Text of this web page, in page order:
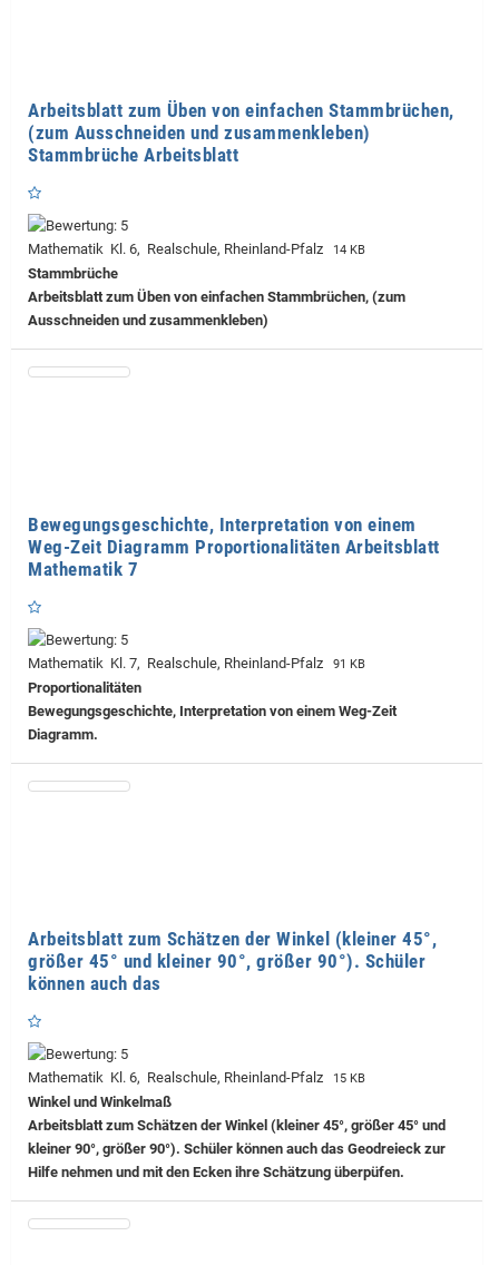
Arbeitsblatt zum Üben von einfachen Stammbrüchen,
(zum Ausschneiden und zusammenkleben)
Stammbrüche Arbeitsblatt
Mathematik Kl. 6, Realschule, Rheinland-Pfalz 14 KB
Stammbrüche
Arbeitsblatt zum Üben von einfachen Stammbrüchen, (zum
Ausschneiden und zusammenkleben)
Bewegungsgeschichte, Interpretation von einem
Weg-Zeit Diagramm Proportionalitäten Arbeitsblatt
Mathematik 7
Mathematik Kl. 7, Realschule, Rheinland-Pfalz 91 KB
Proportionalitäten
Bewegungsgeschichte, Interpretation von einem Weg-Zeit
Diagramm.
Arbeitsblatt zum Schätzen der Winkel (kleiner 45°,
größer 45° und kleiner 90°, größer 90°). Schüler
können auch das
Mathematik Kl. 6, Realschule, Rheinland-Pfalz 15 KB
Winkel und Winkelmaß
Arbeitsblatt zum Schätzen der Winkel (kleiner 45°, größer 45° und
kleiner 90°, größer 90°). Schüler können auch das Geodreieck zur
Hilfe nehmen und mit den Ecken ihre Schätzung überpüfen.